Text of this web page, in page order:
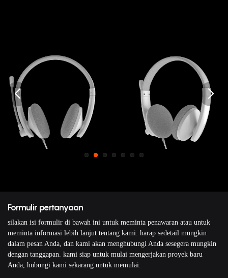
Formulir pertanyaan
silakan isi formulir di bawah ini untuk meminta penawaran atau untuk
meminta informasi lebih lanjut tentang kami. harap sedetail mungkin
dalam pesan Anda, dan kami akan menghubungi Anda sesegera mungkin
dengan tanggapan. kami siap untuk mulai mengerjakan proyek baru
Anda, hubungi kami sekarang untuk memulai.